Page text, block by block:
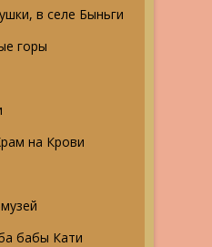
в селе Быньги
горы
на Крови
бабы Кати